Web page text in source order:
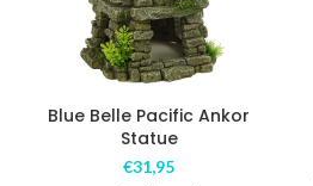
Blue Belle Pacific Ankor
Statue
€31,95